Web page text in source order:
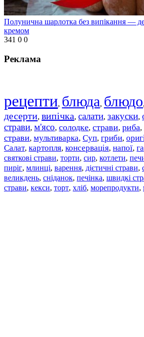
Полунична шарлотка без випікання —
кремом
341 0 0
Реклама
рецепти, блюда, блюдо,
десерти, випічка, салати, закуски,
страви, м'ясо, солодке, страви, риба,
страви, мультиварка, Суп, гриби,
Салат, картопля, консервація, напої,
святкові страви, торти, сир, котлети,
пиріг, млинці, варення, дієтичні страви,
великдень, сніданок, печінка, швидкі
страви, кекси, торт, хліб, морепродукти,